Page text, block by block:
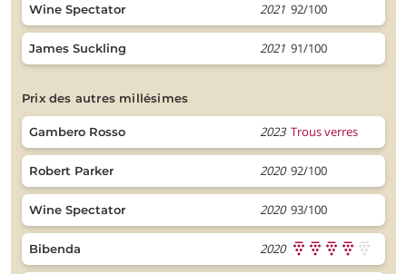
Wine Spectator 2021 92/100
James Suckling 2021 91/100
prix des autres millésimes
Gambero Rosso 2023 Trous verres
Robert Parker 2020 92/100
Wine Spectator 2020 93/100
Bibenda 2020